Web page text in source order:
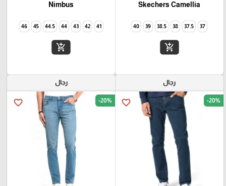
Camellia‏ Skechers
37
37.5
38
38.5
39
40
add_shopping_cart
Nimbus
41
42
43
44
44.5
45
46
add_shopping_cart
رجال
favorite_border -20%
رجال
favorite_border -20%